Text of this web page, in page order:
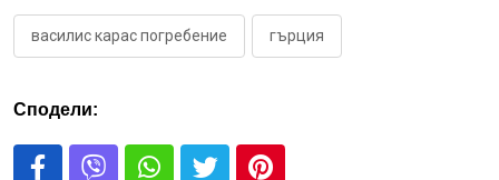
василис карас погребение гърция
Сподели: